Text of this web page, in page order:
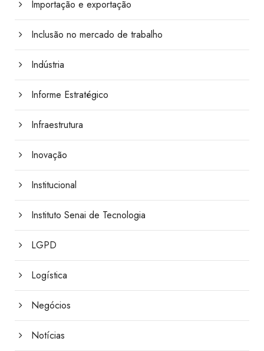
Importação e exportação
Inclusão no mercado de trabalho
Indústria
Informe Estratégico
Infraestrutura
Inovação
Institucional
Instituto Senai de Tecnologia
LGPD
Logística
Negócios
Notícias